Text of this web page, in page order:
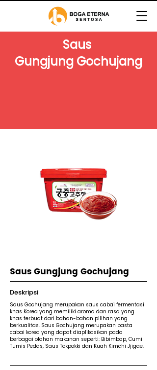
Saus
Gungjung Gochujang
Saus Gungjung Gochujang
Deskripsi
Saus Gochujang merupakan saus cabai fermentasi
khas Korea yang memiliki aroma dan rasa yang
khas terbuat dari bahan-bahan pilihan yang
berkualitas. Saus Gochujang merupakan pasta
cabai korea yang dapat diaplikasikan pada
berbagai olahan makanan seperti: Bibimbap, Cumi
Tumis Pedas, Saus Tokpokki dan Kuah Kimchi Jjigae.